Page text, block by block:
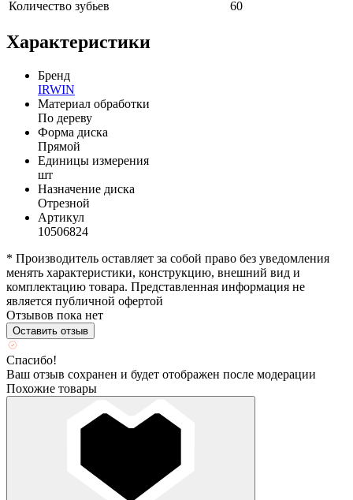
Количество зубьев
60
Характеристики
Бренд
IRWIN
Материал обработки
По дереву
Форма диска
Прямой
Единицы измерения
шт
Назначение диска
Отрезной
Артикул
10506824
* Производитель оставляет за собой право без уведомления
менять характеристики, конструкцию, внешний вид и
комплектацию товара. Представленная информация не
является публичной офертой
Отзывов пока нет
Оставить отзыв
Спасибо!
Ваш отзыв сохранен и будет отображен после модерации
Похожие товары